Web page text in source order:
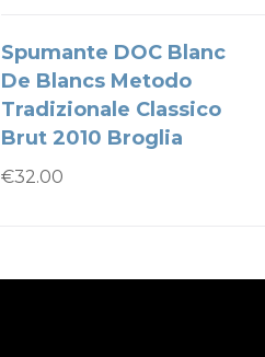
Spumante DOC Blanc
De Blancs Metodo
Tradizionale Classico
Brut 2010 Broglia
€32.00